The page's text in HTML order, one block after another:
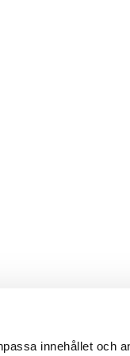
innehållet och